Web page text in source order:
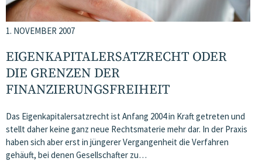
1. NOVEMBER 2007
EIGENKAPITALERSATZRECHT ODER
DIE GRENZEN DER
FINANZIERUNGSFREIHEIT
Das Eigenkapitalersatzrecht ist Anfang 2004 in Kraft getreten und
stellt daher keine ganz neue Rechtsmaterie mehr dar. In der Praxis
haben sich aber erst in jüngerer Vergangenheit die Verfahren
gehäuft, bei denen Gesellschafter zu…